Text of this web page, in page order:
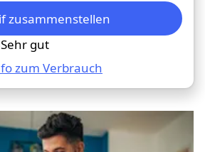
zusammenstellen
Sehr gut
zum Verbrauch